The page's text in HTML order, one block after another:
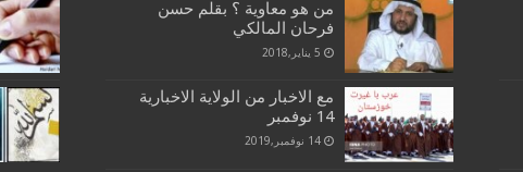
من هو معاوية ؟ بقلم حسن
فرحان المالكي
5 يناير,2018
مع الاخبار من الولاية الاخبارية
14 نوفمبر
14 نوفمبر,2019